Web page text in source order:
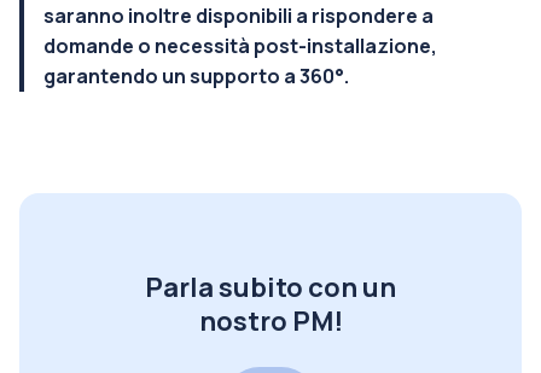
saranno inoltre disponibili a rispondere a
domande o necessità post-installazione,
garantendo un supporto a 360°.
Parla subito con un
nostro PM!